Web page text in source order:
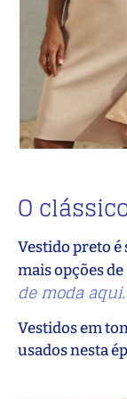
O
Vestido preto
mais opções de
de moda aqui.
Vestidos em
usados nesta